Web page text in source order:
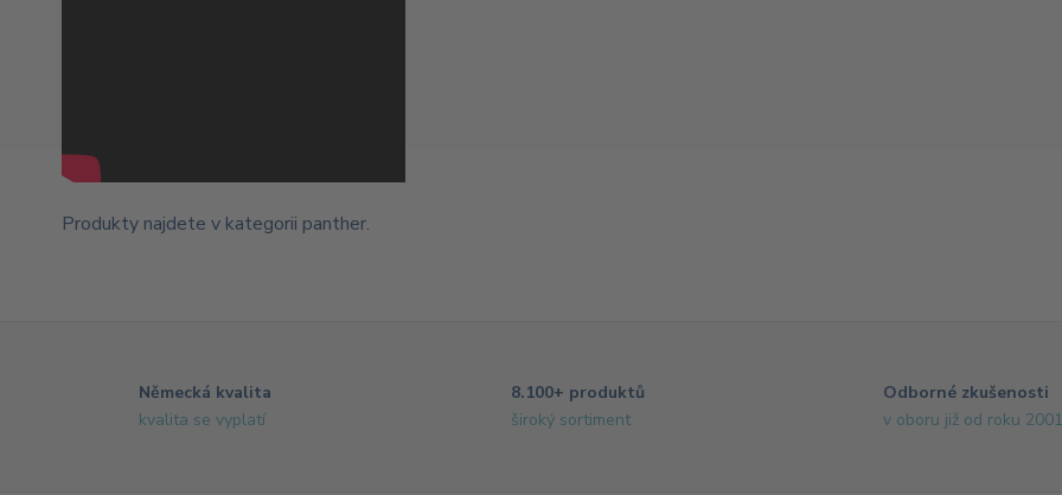
Produkty najdete v kategorii panther.
Německá kvalita
kvalita se vyplatí
8.100+ produktů
široký sortiment
Odborné zkušenosti
v oboru již od roku 2001